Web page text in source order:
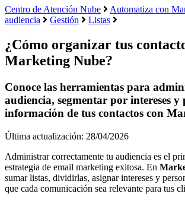
Centro de Atención Nube Automatiza con
audiencia
Gestión Listas
¿Cómo organizar tus
Marketing Nube?
Conoce las herramientas para
audiencia, segmentar por intereses
información de tus contactos con
Última actualización: 28/04/2026
Administrar correctamente tu audiencia es el
estrategia de email marketing exitosa. En
sumar listas, dividirlas, asignar intereses y
que cada comunicación sea relevante para tus